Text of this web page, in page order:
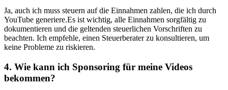
Ja, auch ich muss steuern auf die Einnahmen ⁤zahlen, die ich durch
YouTube generiere.Es ist wichtig, alle ⁣Einnahmen sorgfältig zu
dokumentieren und die ​geltenden steuerlichen Vorschriften zu
beachten. Ich empfehle, einen Steuerberater zu konsultieren, ‌um
‍keine‌ Probleme zu riskieren.
4. Wie kann ‌ich Sponsoring für meine Videos ​
bekommen?